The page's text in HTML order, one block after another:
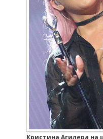
Кристина Агилера на